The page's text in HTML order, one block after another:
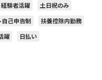
経験者活躍
土日祝のみ
自己申告制
扶養控除内勤務
躍 日払い